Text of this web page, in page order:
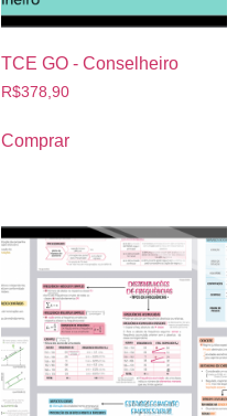
TCE GO - Conselheiro
R$378,90
Comprar